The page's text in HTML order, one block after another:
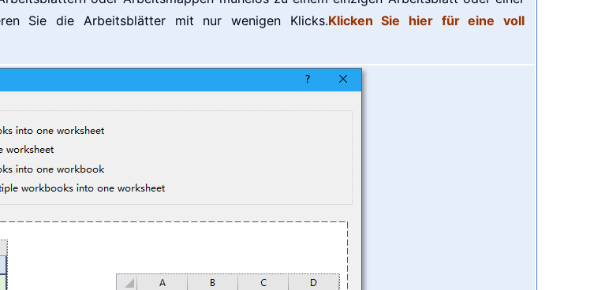
Sie die Arbeitsblätter mit nur wenigen Klicks.Klicken Sie hier für eine voll